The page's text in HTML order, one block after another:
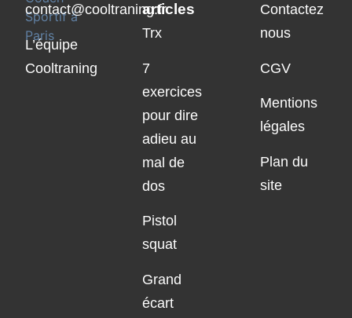
contact@cooltraning.fr
L’équipe
Cooltraning
articles
Trx
7
exercices
pour dire
adieu au
mal de
dos
Pistol
squat
Grand
écart
Contactez
nous
CGV
Mentions
légales
Plan du
site